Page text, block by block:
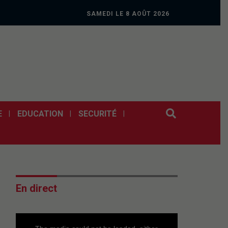
SAMEDI LE 8 AOÛT 2026
EDUCATION SECURITÉ
En direct